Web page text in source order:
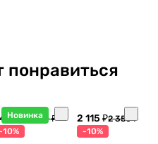
Новинка
₽1 600 ₽
10%
2 115 ₽2 350 ₽
-10%